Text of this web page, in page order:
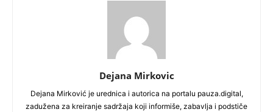
Dejana Mirkovic
Dejana Mirković je urednica i autorica na portalu pauza.digital,
zadužena za kreiranje sadržaja koji informiše, zabavlja i podstiče